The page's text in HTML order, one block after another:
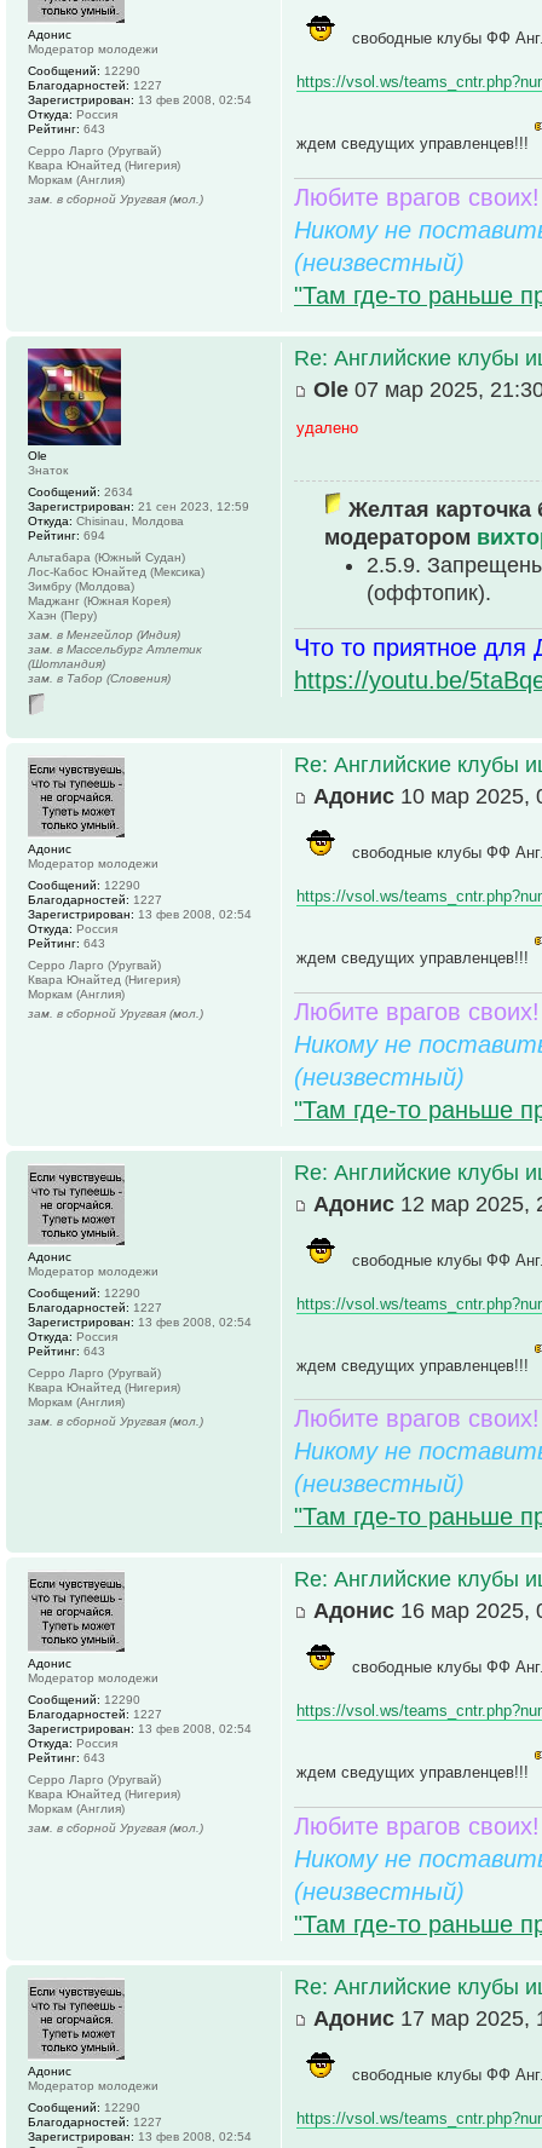
свободные клубы ФФ
https://vsol.ws/
ждем сведущих управленцев!!!
Любите врагов
Никому не
(неизвестный)
"Там где-то раньше
Адонис
Модератор молодежи
Сообщений: 12290
Благодарностей: 1227
Зарегистрирован: 13 фев 2008, 02:54
Откуда: Россия
Рейтинг: 643
Серро Ларго (Уругвай)
Квара Юнайтед (Нигерия)
Моркам (Англия)
зам. в сборной Уругвая (мол.)
Re: Английские клубы
Ole 07 мар 2025,
удалено
Желтая карточка
модератором
2.5.9.
(оффтопик).
Что то приятное для
https://youtu.be/
Ole
Знаток
Сообщений: 2634
Зарегистрирован: 21 сен 2023, 12:59
Откуда: Chisinau, Молдова
Рейтинг: 694
Альтабара (Южный Судан)
Лос-Кабос Юнайтед (Мексика)
Зимбру (Молдова)
Маджанг (Южная Корея)
Хаэн (Перу)
зам. в Менгейлор (Индия)
зам. в Массельбург Атлетик
(Шотландия)
зам. в Табор (Словения)
Re: Английские клубы
Адонис 10 мар 2025,
свободные клубы ФФ
https://vsol.ws/
ждем сведущих управленцев!!!
Любите врагов
Никому не
(неизвестный)
"Там где-то раньше
Адонис
Модератор молодежи
Сообщений: 12290
Благодарностей: 1227
Зарегистрирован: 13 фев 2008, 02:54
Откуда: Россия
Рейтинг: 643
Серро Ларго (Уругвай)
Квара Юнайтед (Нигерия)
Моркам (Англия)
зам. в сборной Уругвая (мол.)
Re: Английские клубы
Адонис 12 мар 2025,
свободные клубы ФФ
https://vsol.ws/
ждем сведущих управленцев!!!
Любите врагов
Никому не
(неизвестный)
"Там где-то раньше
Адонис
Модератор молодежи
Сообщений: 12290
Благодарностей: 1227
Зарегистрирован: 13 фев 2008, 02:54
Откуда: Россия
Рейтинг: 643
Серро Ларго (Уругвай)
Квара Юнайтед (Нигерия)
Моркам (Англия)
зам. в сборной Уругвая (мол.)
Re: Английские клубы
Адонис 16 мар 2025,
свободные клубы ФФ
https://vsol.ws/
ждем сведущих управленцев!!!
Любите врагов
Никому не
(неизвестный)
"Там где-то раньше
Адонис
Модератор молодежи
Сообщений: 12290
Благодарностей: 1227
Зарегистрирован: 13 фев 2008, 02:54
Откуда: Россия
Рейтинг: 643
Серро Ларго (Уругвай)
Квара Юнайтед (Нигерия)
Моркам (Англия)
зам. в сборной Уругвая (мол.)
Re: Английские клубы
Адонис 17 мар 2025,
свободные клубы ФФ
https://vsol.ws/
Адонис
Модератор молодежи
Сообщений: 12290
Благодарностей: 1227
Зарегистрирован: 13 фев 2008, 02:54